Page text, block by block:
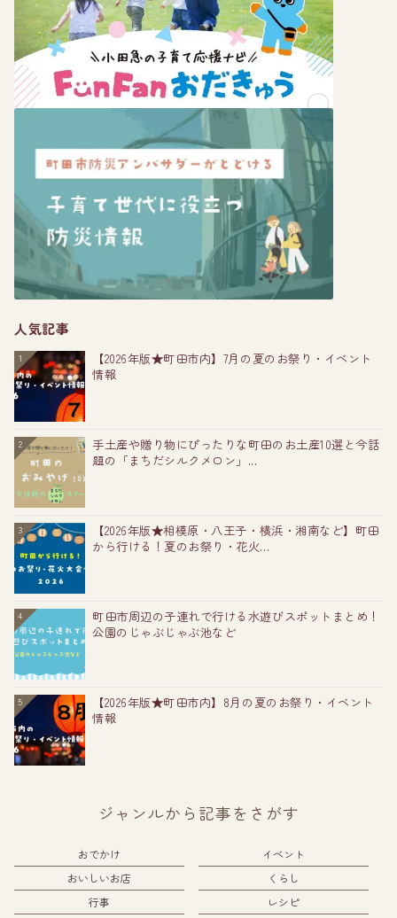
人気記事
1
【2026年版★町田市内】7月の夏のお祭り・イベント
情報
2
手土産や贈り物にぴったりな町田のお土産10選と今話
題の「まちだシルクメロン」...
3
【2026年版★相模原・八王子・横浜・湘南など】町田
から行ける！夏のお祭り・花火...
4
町田市周辺の子連れで行ける水遊びスポットまとめ！
公園のじゃぶじゃぶ池など
5
【2026年版★町田市内】8月の夏のお祭り・イベント
情報
ジャンルから記事をさがす
おでかけ
イベント
おいしいお店
くらし
行事
レシピ